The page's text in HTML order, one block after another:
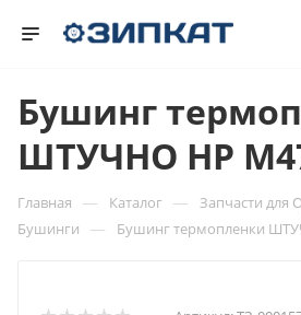
Бушинг
ШТУЧНО HP
Главная — Каталог — Запчасти для
Бушинги — Бушинг термопленки